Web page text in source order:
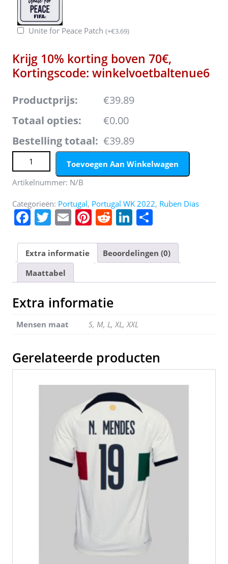
Unite for Peace Patch (+€3.69)
Krijg 10% korting boven 70€,
Kortingscode: winkelvoetbaltenue6
Productprijs:
€39.89
Totaal opties:
€0.00
Bestelling totaal: €39.89
Portugal Ruben Dias #4 Thuis tenue Mensen WK 2022
Korte Mouw aantalToevoegen Aan Winkelwagen
Artikelnummer: N/B
Categorieën: Portugal, Portugal WK 2022, Ruben Dias
F
c
e
b
o
o
k
T
itt
er
E
ai
l
Pi
er
e
st
R
d
di
t
Li
k
e
dI
e
n
Extra informatie
Beoordelingen (0)
Maattabel
Extra informatie
Mensen maat S, M, L, XL, XXL
Gerelateerde producten